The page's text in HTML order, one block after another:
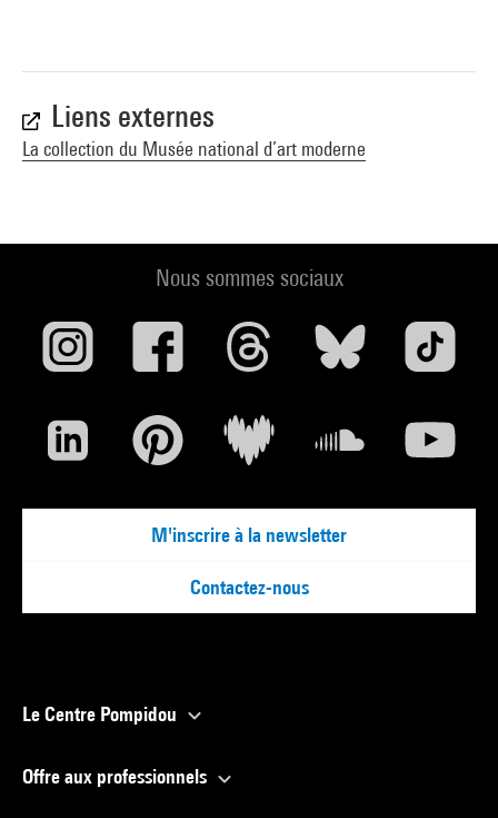
Liens externes
La collection du Musée national d’art moderne
Nous sommes sociaux
M'inscrire à la newsletter
Contactez-nous
Le Centre Pompidou
Offre aux professionnels